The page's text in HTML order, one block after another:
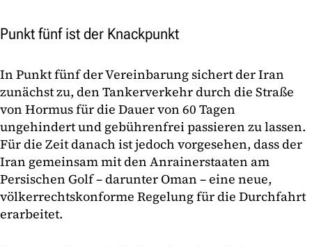
Punkt fünf ist der Knackpunkt
In Punkt fünf der Vereinbarung sichert der Iran
zunächst zu, den Tankerverkehr durch die Straße
von Hormus für die Dauer von 60 Tagen
ungehindert und gebührenfrei passieren zu lassen.
Für die Zeit danach ist jedoch vorgesehen, dass der
Iran gemeinsam mit den Anrainerstaaten am
Persischen Golf – darunter Oman – eine neue,
völkerrechtskonforme Regelung für die Durchfahrt
erarbeitet.